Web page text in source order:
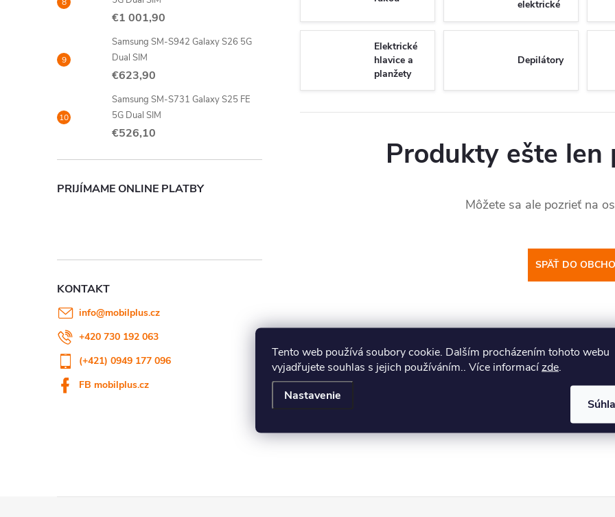
Tento web používá soubory cookie. Dalším procházením tohoto webu
vyjadřujete souhlas s jejich používáním.. Více informacízde.
Nastavenie
€1 001,90
Samsung SM-S942 Galaxy S26 5G
Dual SIM
€623,90
Samsung SM-S731 Galaxy S25 FE
5G Dual SIM
€526,10
PRIJÍMAME ONLINE PLATBY
KONTAKT
info@mobilplus.cz
+420 730 192 063
(+421) 0949 177 096
FB mobilplus.cz
elektrické
zubní
kartáčky
Elektrické
hlavice a
planžety
Depilátory
Produkty ešte len
Môžete sa ale pozrieť na
SPÄŤ DO